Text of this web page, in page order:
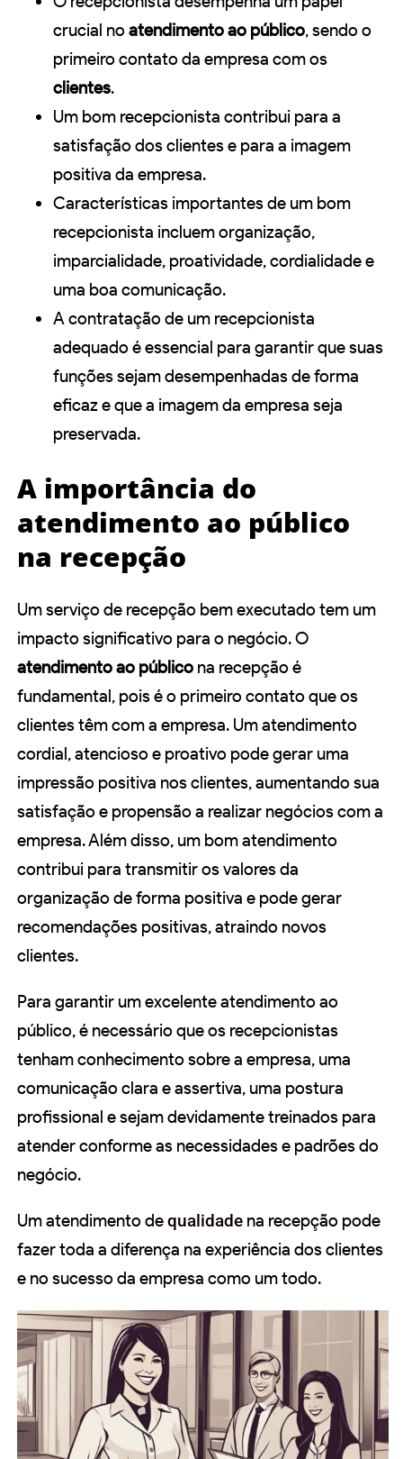
crucial no atendimento ao público, sendo o
primeiro contato da empresa com os
clientes.
Um bom recepcionista contribui para a
satisfação dos clientes e para a imagem
positiva da empresa.
Características importantes de um bom
recepcionista incluem organização,
imparcialidade, proatividade, cordialidade e
uma boa comunicação.
A contratação de um recepcionista
adequado é essencial para garantir que suas
funções sejam desempenhadas de forma
eficaz e que a imagem da empresa seja
preservada.
A importância do
atendimento ao público
na recepção
Um serviço de recepção bem executado tem um
impacto significativo para o negócio. O
atendimento ao público na recepção é
fundamental, pois é o primeiro contato que os
clientes têm com a empresa. Um atendimento
cordial, atencioso e proativo pode gerar uma
impressão positiva nos clientes, aumentando sua
satisfação e propensão a realizar negócios com a
empresa. Além disso, um bom atendimento
contribui para transmitir os valores da
organização de forma positiva e pode gerar
recomendações positivas, atraindo novos
clientes.
Para garantir um excelente atendimento ao
público, é necessário que os recepcionistas
tenham conhecimento sobre a empresa, uma
comunicação clara e assertiva, uma postura
profissional e sejam devidamente treinados para
atender conforme as necessidades e padrões do
negócio.
Um atendimento dequalidade na recepção pode
fazer toda a diferença na experiência dos clientes
e no sucesso da empresa como um todo.